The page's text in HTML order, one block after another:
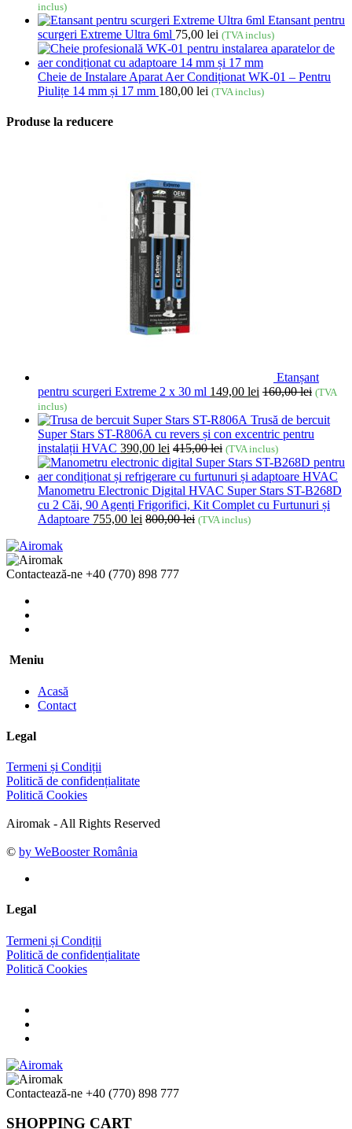
inclus)
Etansant pentru
scurgeri Extreme Ultra 6ml 75,00 lei (TVA inclus)
Cheie de Instalare Aparat Aer Condiționat WK-01 – Pentru
Piulițe 14 mm și 17 mm 180,00 lei (TVA inclus)
Produse la reducere
Etanșant
pentru scurgeri Extreme 2 x 30 ml 149,00 lei 160,00lei (TVA
inclus)
Trusă de bercuit
Super Stars ST-R806A cu revers și con excentric pentru
instalații HVAC 390,00 lei 415,00lei (TVA inclus)
Manometru Electronic Digital HVAC Super Stars ST-B268D
cu 2 Căi, 90 Agenți Frigorifici, Kit Complet cu Furtunuri și
Adaptoare 755,00 lei 800,00lei (TVA inclus)
Contactează-ne +40 (770) 898 777
Meniu
Acasă
Contact
Legal
Termeni și Condiții
Politică de confidențialitate
Politică Cookies
Airomak - All Rights Reserved
© by WeBooster România
Legal
Termeni și Condiții
Politică de confidențialitate
Politică Cookies
Contactează-ne +40 (770) 898 777
SHOPPING CART